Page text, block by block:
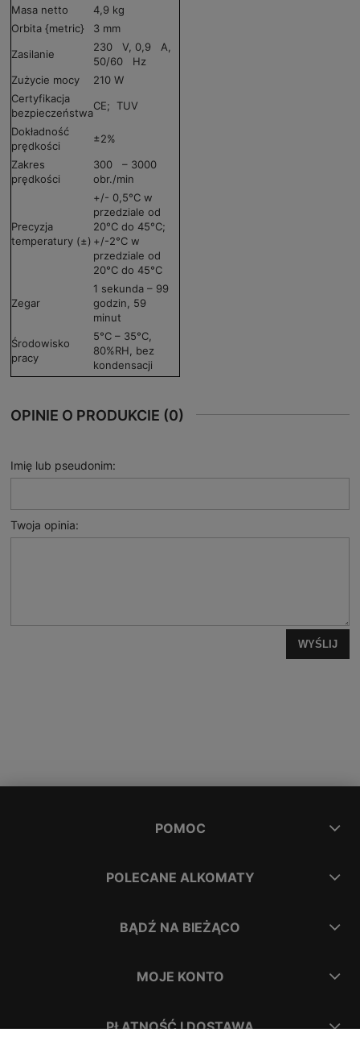
Masa netto
4,9 kg
Orbita {metric}
3 mm
Zasilanie
230 V, 0,9 A,
50/60 Hz
Zużycie mocy
210 W
Certyfikacja
bezpieczeństwa
CE; TUV
Dokładność
prędkości
±2%
Zakres
prędkości
300 – 3000
obr./min
Precyzja
temperatury (±)
+/- 0,5°C w
przedziale od
20°C do 45°C;
+/-2°C w
przedziale od
20°C do 45°C
Zegar
1 sekunda – 99
godzin, 59
minut
Środowisko
pracy
5°C – 35°C,
80%RH, bez
kondensacji
OPINIE O PRODUKCIE (0)
Imię lub pseudonim:
Twoja opinia:
WYŚLIJ
POMOC
POLECANE ALKOMATY
BĄDŹ NA BIEŻĄCO
MOJE KONTO
PŁATNOŚĆ I DOSTAWA